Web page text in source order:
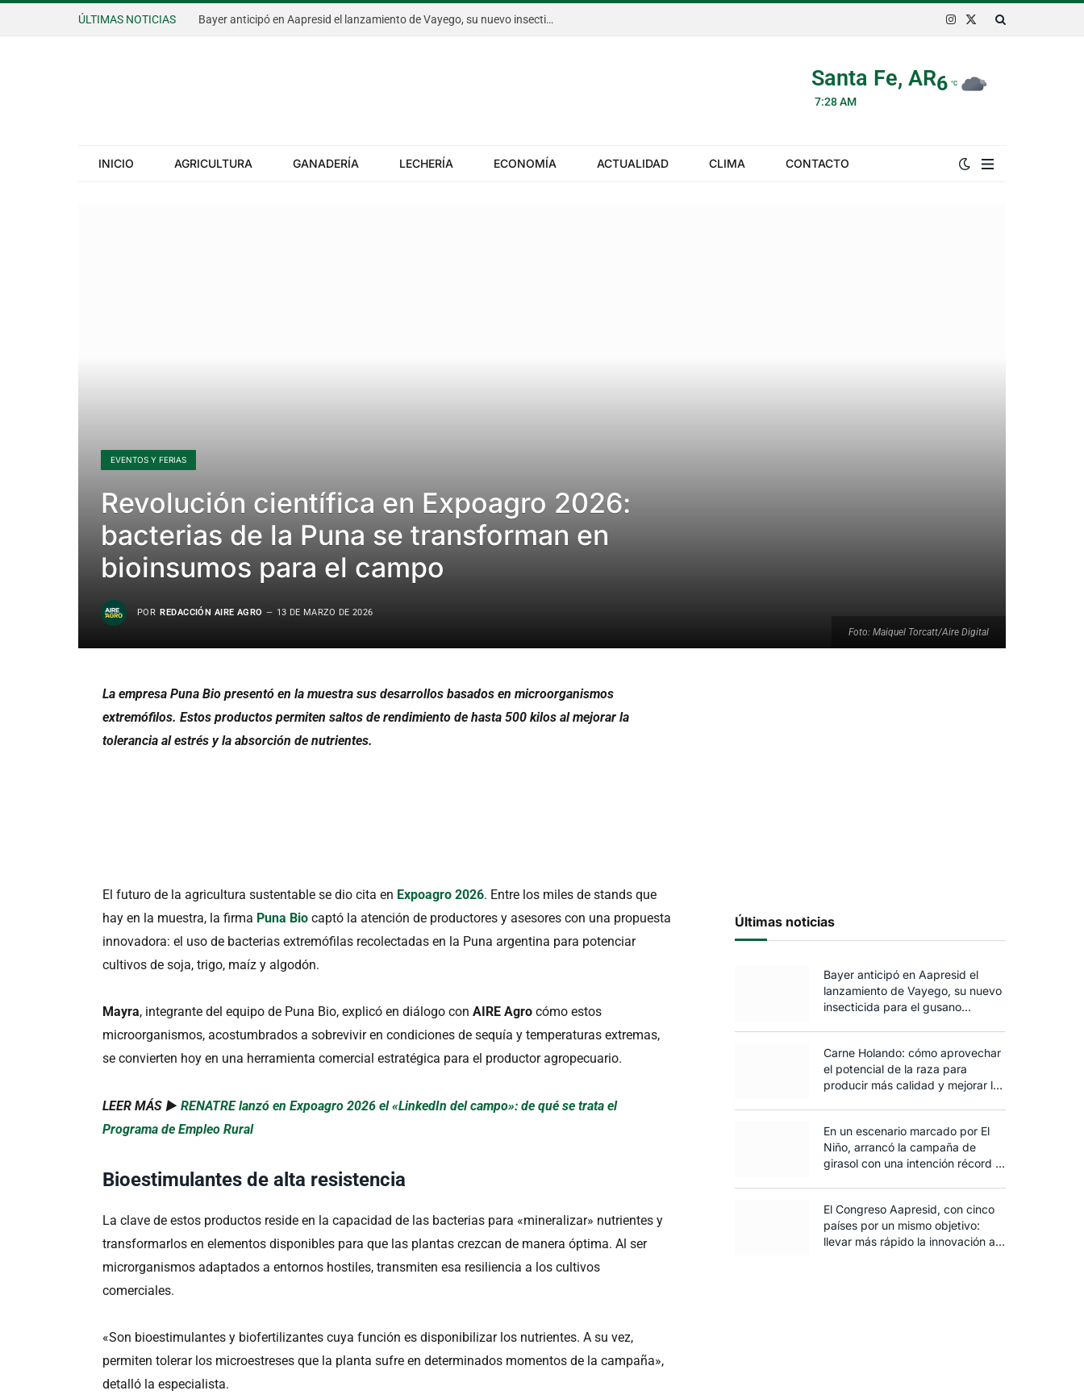
ÚLTIMAS NOTICIAS Bayer anticipó en Aapresid el lanzamiento de Vayego, su nuevo insecticida para el gusano cogollero del maíz
Instagram
X
Santa Fe, AR
7:28 AM
6 °C
INICIO AGRICULTURA GANADERÍA LECHERÍA ECONOMÍA ACTUALIDAD CLIMA CONTACTO
Foto: Maiquel Torcatt/Aire Digital
EVENTOS Y FERIAS
Revolución científica en Expoagro 2026:
bacterias de la Puna se transforman en
bioinsumos para el campo
POR REDACCIÓN AIRE AGRO 13 DE MARZO DE 2026
La empresa Puna Bio presentó en la muestra sus desarrollos basados en microorganismos
extremófilos. Estos productos permiten saltos de rendimiento de hasta 500 kilos al mejorar la
tolerancia al estrés y la absorción de nutrientes.
El futuro de la agricultura sustentable se dio cita en Expoagro 2026. Entre los miles de stands que
hay en la muestra, la firma Puna Bio captó la atención de productores y asesores con una propuesta
innovadora: el uso de bacterias extremófilas recolectadas en la Puna argentina para potenciar
cultivos de soja, trigo, maíz y algodón.
Mayra, integrante del equipo de Puna Bio, explicó en diálogo conAIRE Agro cómo estos
microorganismos, acostumbrados a sobrevivir en condiciones de sequía y temperaturas extremas,
se convierten hoy en una herramienta comercial estratégica para el productor agropecuario.
LEER MÁS ►RENATRE lanzó en Expoagro 2026 el «LinkedIn del campo»: de qué se trata el
Programa de Empleo Rural
Bioestimulantes de alta resistencia
La clave de estos productos reside en la capacidad de las bacterias para «mineralizar» nutrientes y
transformarlos en elementos disponibles para que las plantas crezcan de manera óptima. Al ser
microrganismos adaptados a entornos hostiles, transmiten esa resiliencia a los cultivos
comerciales.
«Son bioestimulantes y biofertilizantes cuya función es disponibilizar los nutrientes. A su vez,
permiten tolerar los microestreses que la planta sufre en determinados momentos de la campaña»,
detalló la especialista.
Últimas noticias
Bayer anticipó en Aapresid el
lanzamiento de Vayego, su nuevo
insecticida para el gusano
Carne Holando: cómo aprovechar
el potencial de la raza para
producir más calidad y mejorar la
En un escenario marcado por El
Niño, arrancó la campaña de
girasol con una intención récord y
El Congreso Aapresid, con cinco
países por un mismo objetivo:
llevar más rápido la innovación al